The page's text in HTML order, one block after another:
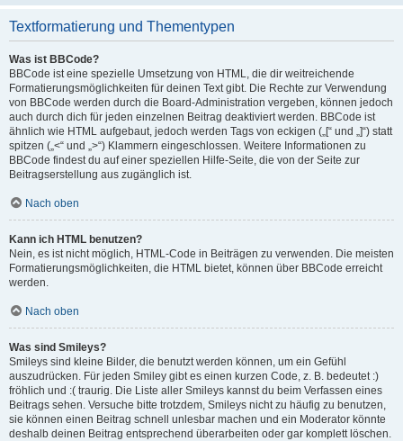
Textformatierung und Thementypen
Was ist BBCode?
BBCode ist eine spezielle Umsetzung von HTML, die dir weitreichende
Formatierungsmöglichkeiten für deinen Text gibt. Die Rechte zur Verwendung
von BBCode werden durch die Board-Administration vergeben, können jedoch
auch durch dich für jeden einzelnen Beitrag deaktiviert werden. BBCode ist
ähnlich wie HTML aufgebaut, jedoch werden Tags von eckigen („[“ und „]“) statt
spitzen („<“ und „>“) Klammern eingeschlossen. Weitere Informationen zu
BBCode findest du auf einer speziellen Hilfe-Seite, die von der Seite zur
Beitragserstellung aus zugänglich ist.
Nach oben
Kann ich HTML benutzen?
Nein, es ist nicht möglich, HTML-Code in Beiträgen zu verwenden. Die meisten
Formatierungsmöglichkeiten, die HTML bietet, können über BBCode erreicht
werden.
Nach oben
Was sind Smileys?
Smileys sind kleine Bilder, die benutzt werden können, um ein Gefühl
auszudrücken. Für jeden Smiley gibt es einen kurzen Code, z. B. bedeutet :)
fröhlich und :( traurig. Die Liste aller Smileys kannst du beim Verfassen eines
Beitrags sehen. Versuche bitte trotzdem, Smileys nicht zu häufig zu benutzen,
sie können einen Beitrag schnell unlesbar machen und ein Moderator könnte
deshalb deinen Beitrag entsprechend überarbeiten oder gar komplett löschen.